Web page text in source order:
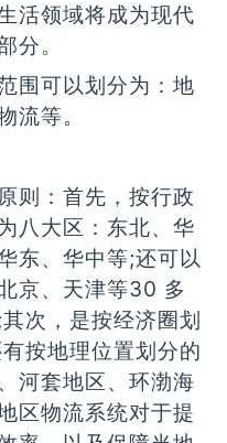
活领域将成为现代
分。
围可以划分为：地
流等。
则：首先，按行政
八大区：东北、华
东、华中等;还可以
京、天津等30 多
次，是按经济圈划
按地理位置划分的
河套地区、环渤海
区物流系统对于提